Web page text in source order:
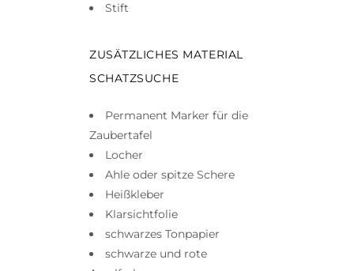
Stift
ZUSÄTZLICHES MATERIAL
SCHATZSUCHE
Permanent Marker für die
Zaubertafel
Locher
Ahle oder spitze Schere
Heißkleber
Klarsichtfolie
schwarzes Tonpapier
schwarze und rote